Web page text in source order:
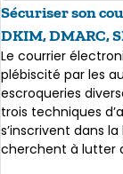
Sécuriser son
DKIM, DMARC,
Le courrier
plébiscité par les
escroqueries
trois techniques
s’inscrivent dans
cherchent à lutter